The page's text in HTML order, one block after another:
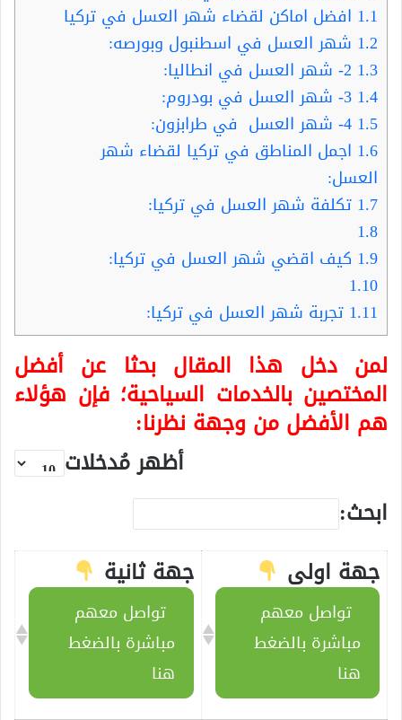
1.1 افضل اماكن لقضاء شهر العسل في تركيا
1.2 شهر العسل في اسطنبول وبورصه:
1.3
1.4
1.5
1.6 اجمل المناطق في تركيا لقضاء شهر
العسل:
1.7 تكلفة شهر العسل في تركيا:
1.8
1.9 كيف اقضي شهر العسل في تركيا:
1.10
1.11 تجربة شهر العسل في تركيا:
لمن دخل هذا المقال بحثا عن أفضل
المختصين بالخدمات السياحية؛ فإن هؤلاء
هم الأفضل من وجهة نظرنا:
أظهر مُدخلات
ابحث:
جهة اولى
تواصل معهم
مباشرة بالضغط
هنا
جهة ثانية
تواصل معهم
مباشرة بالضغط
هنا